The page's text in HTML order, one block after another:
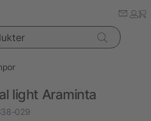
light Araminta
029